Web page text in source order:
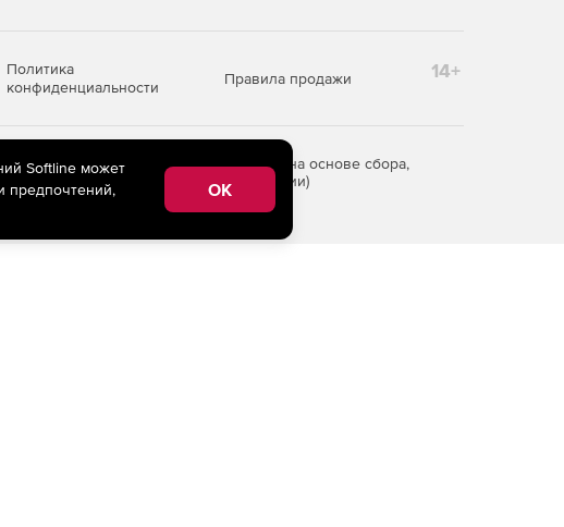
Политика
конфиденциальности
Правила продажи 14+
предоставления информации на основе сбора,
на территории Российской Федерации)
Softline может
предпочтений,
OK